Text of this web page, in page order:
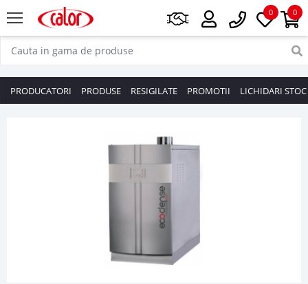
0
0
PRODUCATORI PRODUSE RESIGILATE PROMOTII LICHIDARI STOC